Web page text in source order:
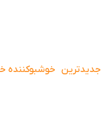
جدیدترین خوشبوکننده